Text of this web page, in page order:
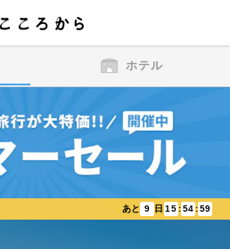
ホテル
あと 9 日 15 : 54 :58